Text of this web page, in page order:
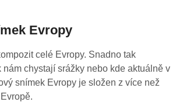
Evropy
celé Evropy. Snadno tak
nám chystají srážky nebo kde aktuálně v
snímek Evropy je složen z více než